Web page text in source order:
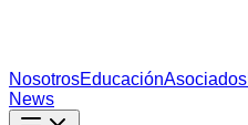
NosotrosEducaciónAsociados
News